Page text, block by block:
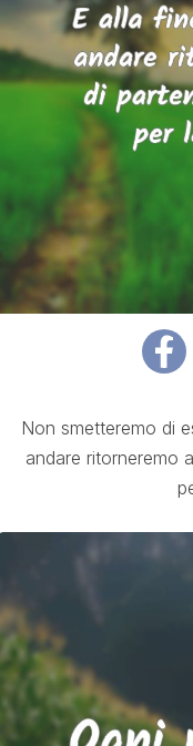
Non smetteremo di
andare ritorneremo